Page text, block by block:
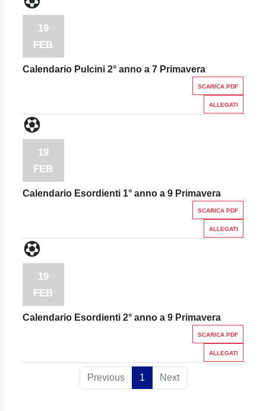
19
FEB
Calendario Pulcini 2° anno a 7 Primavera
SCARICA PDF
ALLEGATI
19
FEB
Calendario Esordienti 1° anno a 9 Primavera
SCARICA PDF
ALLEGATI
19
FEB
Calendario Esordienti 2° anno a 9 Primavera
SCARICA PDF
ALLEGATI
Previous 1 Next